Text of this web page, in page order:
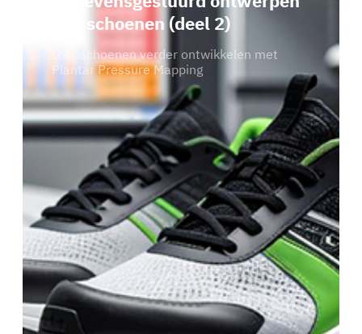
van schoenen (deel 2)
Loopschoenen verder ontwikkelen met
Plantar Pressure Mapping